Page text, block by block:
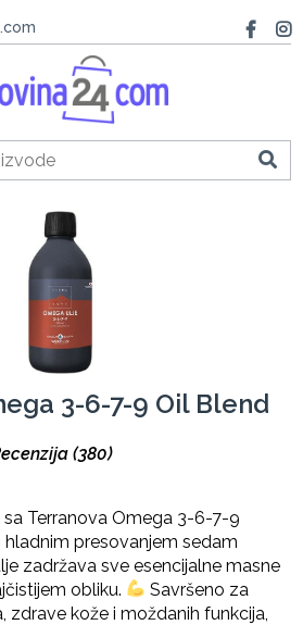
3-6-7-9 Oil Blend
(380)
Terranova Omega 3-6-7-9
hladnim presovanjem sedam
zadržava sve esencijalne masne
obliku.
Savršeno za
kože i moždanih funkcija,